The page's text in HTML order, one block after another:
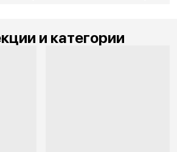
и категории